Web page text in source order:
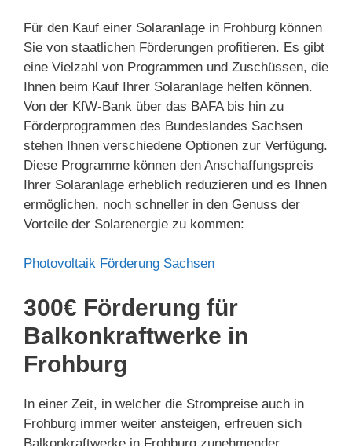
Für den Kauf einer Solaranlage in Frohburg können
Sie von staatlichen Förderungen profitieren. Es gibt
eine Vielzahl von Programmen und Zuschüssen, die
Ihnen beim Kauf Ihrer Solaranlage helfen können.
Von der KfW-Bank über das BAFA bis hin zu
Förderprogrammen des Bundeslandes Sachsen
stehen Ihnen verschiedene Optionen zur Verfügung.
Diese Programme können den Anschaffungspreis
Ihrer Solaranlage erheblich reduzieren und es Ihnen
ermöglichen, noch schneller in den Genuss der
Vorteile der Solarenergie zu kommen:
Photovoltaik Förderung Sachsen
300€ Förderung für
Balkonkraftwerke in
Frohburg
In einer Zeit, in welcher die Strompreise auch in
Frohburg immer weiter ansteigen, erfreuen sich
Balkonkraftwerke in Frohburg zunehmender